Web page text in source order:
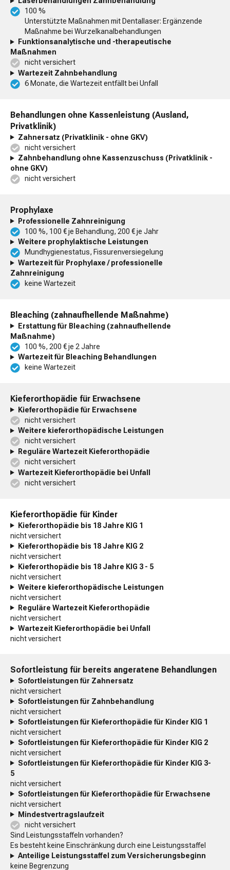
100 %
Unterstützte Maßnahmen mit Dentallaser: Ergänzende
Maßnahme bei Wurzelkanalbehandlungen
Funktionsanalytische und -therapeutische
Maßnahmen
nicht versichert
Wartezeit Zahnbehandlung
6 Monate, die Wartezeit entfällt bei Unfall
Behandlungen ohne Kassenleistung (Ausland,
Privatklinik)
Zahnersatz (Privatklinik - ohne GKV)
nicht versichert
Zahnbehandlung ohne Kassenzuschuss (Privatklinik -
ohne GKV)
nicht versichert
Prophylaxe
Professionelle Zahnreinigung
100 %, 100 € je Behandlung, 200 € je Jahr
Weitere prophylaktische Leistungen
Mundhygienestatus, Fissurenversiegelung
Wartezeit für Prophylaxe / professionelle
Zahnreinigung
keine Wartezeit
Bleaching (zahnaufhellende Maßnahme)
Erstattung für Bleaching (zahnaufhellende
Maßnahme)
100 %, 200 € je 2 Jahre
Wartezeit für Bleaching Behandlungen
keine Wartezeit
Kieferorthopädie für Erwachsene
Kieferorthopädie für Erwachsene
nicht versichert
Weitere kieferorthopädische Leistungen
nicht versichert
Reguläre Wartezeit Kieferorthopädie
nicht versichert
Wartezeit Kieferorthopädie bei Unfall
nicht versichert
Kieferorthopädie für Kinder
Kieferorthopädie bis 18 Jahre KIG 1
nicht versichert
Kieferorthopädie bis 18 Jahre KIG 2
nicht versichert
Kieferorthopädie bis 18 Jahre KIG 3 - 5
nicht versichert
Weitere kieferorthopädische Leistungen
nicht versichert
Reguläre Wartezeit Kieferorthopädie
nicht versichert
Wartezeit Kieferorthopädie bei Unfall
nicht versichert
Sofortleistung für bereits angeratene Behandlungen
Sofortleistungen für Zahnersatz
nicht versichert
Sofortleistungen für Zahnbehandlung
nicht versichert
Sofortleistungen für Kieferorthopädie für Kinder KIG 1
nicht versichert
Sofortleistungen für Kieferorthopädie für Kinder KIG 2
nicht versichert
Sofortleistungen für Kieferorthopädie für Kinder KIG 3-
5
nicht versichert
Sofortleistungen für Kieferorthopädie für Erwachsene
nicht versichert
Mindestvertragslaufzeit
nicht versichert
Sind Leistungsstaffeln vorhanden?
Es besteht keine Einschränkung durch eine Leistungsstaffel
Anteilige Leistungsstaffel zum Versicherungsbeginn
keine Begrenzung